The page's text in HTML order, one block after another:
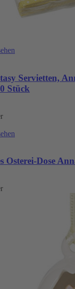
Servietten,
Stück
Osterei-Dose